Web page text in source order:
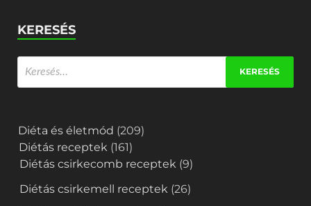
KERESÉS
Diéta és életmód (209)
Diétás receptek (161)
Diétás csirkecomb receptek (9)
Diétás csirkemell receptek (26)